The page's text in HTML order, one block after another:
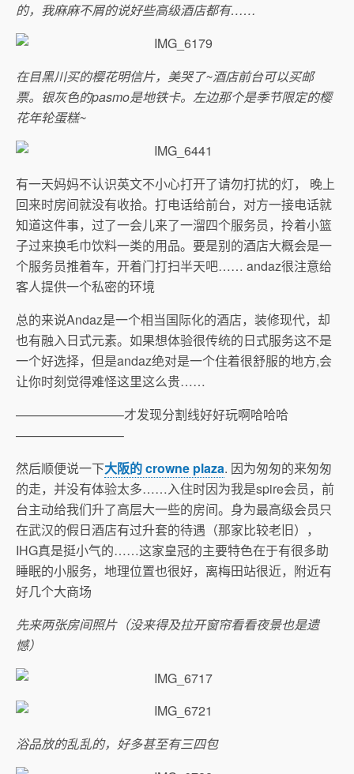
的，我麻麻不屑的说好些高级酒店都有……
在目黑川买的樱花明信片，美哭了~酒店前台可以买邮
票。银灰色的pasmo是地铁卡。左边那个是季节限定的樱
花年轮蛋糕~
有一天妈妈不认识英文不小心打开了请勿打扰的灯， 晚上
回来时房间就没有收拾。打电话给前台，对方一接电话就
知道这件事，过了一会儿来了一溜四个服务员，拎着小篮
子过来换毛巾饮料一类的用品。要是别的酒店大概会是一
个服务员推着车，开着门打扫半天吧…… andaz很注意给
客人提供一个私密的环境
总的来说Andaz是一个相当国际化的酒店，装修现代，却
也有融入日式元素。如果想体验很传统的日式服务这不是
一个好选择，但是andaz绝对是一个住着很舒服的地方,会
让你时刻觉得难怪这里这么贵……
————————–才发现分割线好好玩啊哈哈哈
————————–
然后顺便说一下大阪的 crowne plaza. 因为匆匆的来匆匆
的走，并没有体验太多……入住时因为我是spire会员，前
台主动给我们升了高层大一些的房间。身为最高级会员只
在武汉的假日酒店有过升套的待遇（那家比较老旧），
IHG真是挺小气的……这家皇冠的主要特色在于有很多助
睡眠的小服务，地理位置也很好，离梅田站很近，附近有
好几个大商场
先来两张房间照片（没来得及拉开窗帘看看夜景也是遗
憾）
浴品放的乱乱的，好多甚至有三四包